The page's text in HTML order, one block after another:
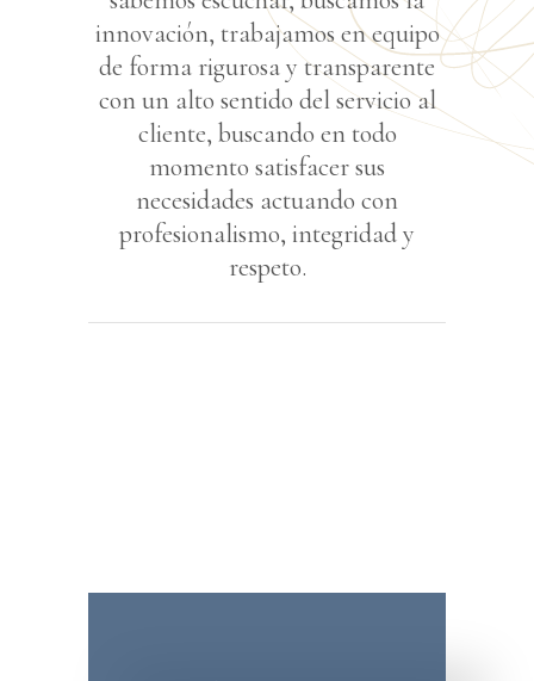
innovación, trabajamos en equipo
de forma rigurosa y transparente
con un alto sentido del servicio al
cliente, buscando en todo
momento satisfacer sus
necesidades actuando con
profesionalismo, integridad y
respeto.